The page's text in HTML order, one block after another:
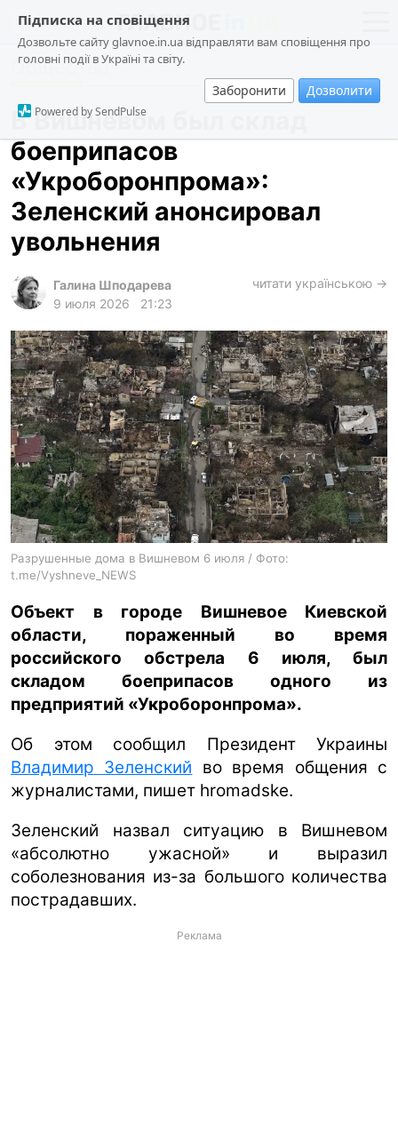
Підписка на сповіщення
Дозвольте сайту glavnoe.in.ua відправляти вам сповіщення про
головні події в Україні та світу.
Заборонити Дозволити
Powered by SendPulse
новости
о проекте
общество
криминал
техно
лонгриды
архив
gambling
ua ru en
Общество
В Вишневом был склад
боеприпасов
«Укроборонпрома»:
Зеленский анонсировал
увольнения
Галина Шподарева
9 июля 2026
21:23
читати українською →
Разрушенные дома в Вишневом 6 июля / Фото:
t.me/Vyshneve_NEWS
Объект в городе Вишневое Киевской
области, пораженный во время
российского обстрела 6 июля, был
складом боеприпасов одного из
предприятий «Укроборонпрома».
Об этом сообщил Президент Украины
Владимир Зеленский во время общения с
журналистами, пишет hromadske.
Зеленский назвал ситуацию в Вишневом
«абсолютно ужасной» и выразил
соболезнования из-за большого количества
пострадавших.
Реклама